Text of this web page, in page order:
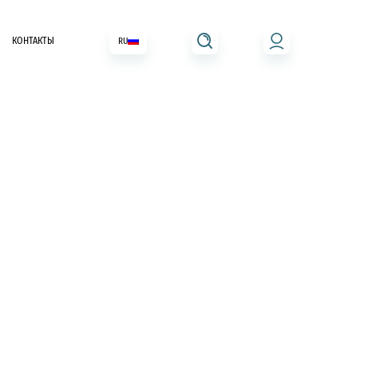
КОНТАКТЫ RU